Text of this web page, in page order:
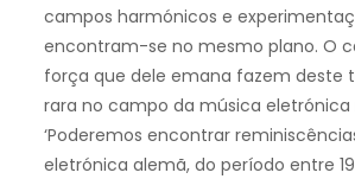
campos harmónicos e
encontram-se no mesmo plano. O
força que dele emana fazem deste
rara no campo da música eletrónica
‘Poderemos encontrar
eletrónica alemã, do período entre